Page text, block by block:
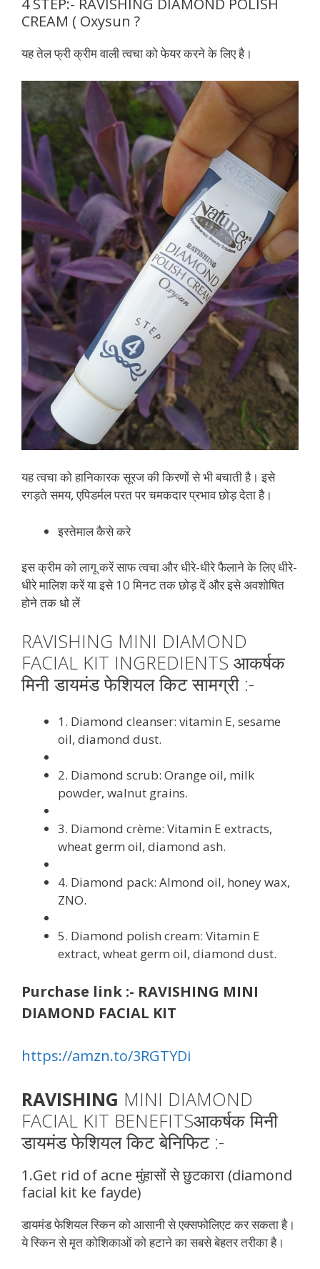
4 STEP:- RAVISHING DIAMOND POLISH
CREAM ( Oxysun ?
यह तेल फ्री क्रीम वाली त्वचा को फेयर करने के लिए है।
यह त्वचा को हानिकारक सूरज की किरणों से भी बचाती है। इसे
रगड़ते समय, एपिडर्मल परत पर चमकदार प्रभाव छोड़ देता है।
इस्तेमाल कैसे करे
इस क्रीम को लागू करें साफ त्वचा और धीरे-धीरे फैलाने के लिए धीरे-
धीरे मालिश करें या इसे 10 मिनट तक छोड़ दें और इसे अवशोषित
होने तक धो लें
RAVISHING MINI DIAMOND
FACIAL KIT INGREDIENTS आकर्षक
मिनी डायमंड फेशियल किट सामग्री :-
1. Diamond cleanser: vitamin E, sesame
oil, diamond dust.
2. Diamond scrub: Orange oil, milk
powder, walnut grains.
3. Diamond crème: Vitamin E extracts,
wheat germ oil, diamond ash.
4. Diamond pack: Almond oil, honey wax,
ZNO.
5. Diamond polish cream: Vitamin E
extract, wheat germ oil, diamond dust.
Purchase link :- RAVISHING MINI
DIAMOND FACIAL KIT
https://amzn.to/3RGTYDi
RAVISHING MINI DIAMOND
FACIAL KIT BENEFITSआकर्षक मिनी
डायमंड फेशियल किट बेनिफिट :-
1.Get rid of acne ​मुंहासों से छुटकारा (diamond
facial kit ke fayde)
डायमंड फेशियल स्किन को आसानी से एक्‍सफोलिएट कर सकता है।
ये स्किन से मृत कोशिकाओं को हटाने का सबसे बेहतर तरीका है।​